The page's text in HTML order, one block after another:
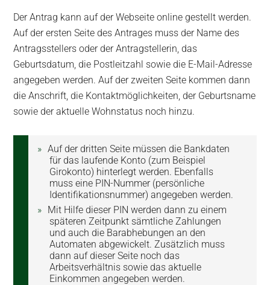
Der Antrag kann auf der Webseite online gestellt werden.
Auf der ersten Seite des Antrages muss der Name des
Antragsstellers oder der Antragstellerin, das
Geburtsdatum, die Postleitzahl sowie die E-Mail-Adresse
angegeben werden. Auf der zweiten Seite kommen dann
die Anschrift, die Kontaktmöglichkeiten, der Geburtsname
sowie der aktuelle Wohnstatus noch hinzu.
Auf der dritten Seite müssen die Bankdaten
für das laufende Konto (zum Beispiel
Girokonto) hinterlegt werden. Ebenfalls
muss eine PIN-Nummer (persönliche
Identifikationsnummer) angegeben werden.
Mit Hilfe dieser PIN werden dann zu einem
späteren Zeitpunkt sämtliche Zahlungen
und auch die Barabhebungen an den
Automaten abgewickelt. Zusätzlich muss
dann auf dieser Seite noch das
Arbeitsverhältnis sowie das aktuelle
Einkommen angegeben werden.